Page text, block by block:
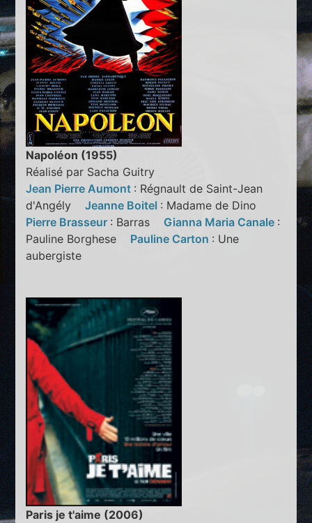
Napoléon (1955)
Réalisé par Sacha Guitry
Jean Pierre Aumont : Régnault de Saint-Jean
d'AngélyJeanne Boitel : Madame de Dino
Pierre Brasseur : Barras Gianna Maria Canale :
Pauline Borghese Pauline Carton : Une
aubergiste
Paris je t'aime (2006)